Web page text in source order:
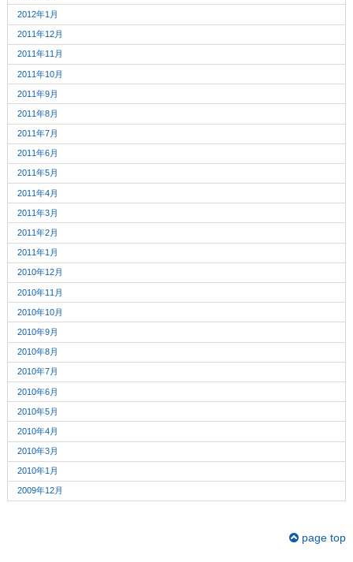
2012年1月
2011年12月
2011年11月
2011年10月
2011年9月
2011年8月
2011年7月
2011年6月
2011年5月
2011年4月
2011年3月
2011年2月
2011年1月
2010年12月
2010年11月
2010年10月
2010年9月
2010年8月
2010年7月
2010年6月
2010年5月
2010年4月
2010年3月
2010年1月
2009年12月
page top